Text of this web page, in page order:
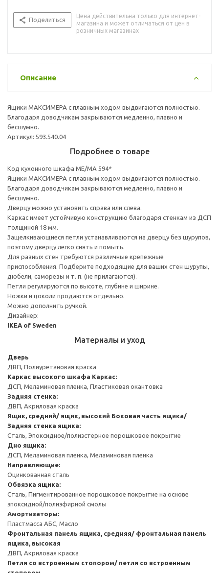
Поделиться
Цена действительна только для интернет-
магазина и может отличаться от цен в
розничных магазинах
Описание
Ящики МАКСИМЕРА с плавным ходом выдвигаются полностью.
Благодаря доводчикам закрываются медленно, плавно и
бесшумно.
Артикул: 593.540.04
Подробнее о товаре
Код кухонного шкафа ME/MA 594*
Ящики МАКСИМЕРА с плавным ходом выдвигаются полностью.
Благодаря доводчикам закрываются медленно, плавно и
бесшумно.
Дверцу можно установить справа или слева.
Каркас имеет устойчивую конструкцию благодаря стенкам из ДСП
толщиной 18 мм.
Защелкивающиеся петли устанавливаются на дверцу без шурупов,
поэтому дверцу легко снять и помыть.
Для разных стен требуются различные крепежные
приспособления. Подберите подходящие для ваших стен шурупы,
дюбели, саморезы и т. п. (не прилагаются).
Петли регулируются по высоте, глубине и ширине.
Ножки и цоколи продаются отдельно.
Можно дополнить ручкой.
Дизайнер:
IKEA of Sweden
Материалы и уход
Дверь
ДВП, Полиуретановая краска
Каркас высокого шкафа Каркас:
ДСП, Меламиновая пленка, Пластиковая окантовка
Задняя стенка:
ДВП, Акриловая краска
Ящик, средний/ ящик, высокий Боковая часть ящика/
Задняя стенка ящика:
Сталь, Эпоксидное/полиэстерное порошковое покрытие
Дно ящика:
ДСП, Меламиновая пленка, Меламиновая пленка
Направляющие:
Оцинкованная сталь
Обвязка ящика:
Сталь, Пигментированное порошковое покрытие на основе
эпоксидной/полиэфирной смолы
Амортизаторы:
Пластмасса АБС, Масло
Фронтальная панель ящика, средняя/ фронтальная панель
ящика, высокая
ДВП, Акриловая краска
Петля со встроенным стопором/ петля со встроенным